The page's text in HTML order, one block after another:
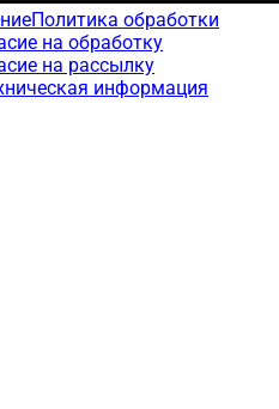
Политика обработки
на обработку
на рассылку
информация